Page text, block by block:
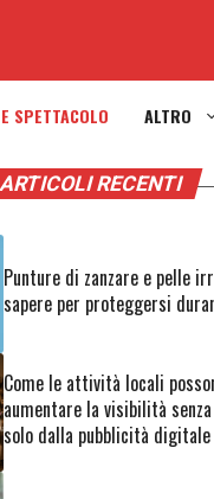
SPETTACOLO ALTRO
ARTICOLI RECENTI
Punture di zanzare e pelle
sapere per proteggersi
Come le attività locali
aumentare la visibilità
solo dalla pubblicità digitale